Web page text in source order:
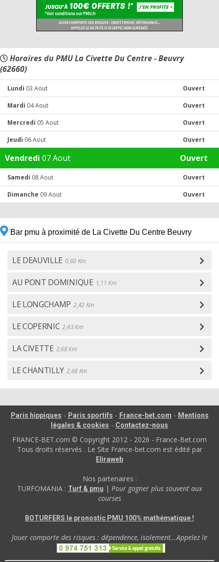
Horaires du PMU La Civette Du Centre - Beuvry
(62660)
Lundi 03 Aout Ouvert
Mardi 04 Aout Ouvert
Mercredi 05 Aout Ouvert
Jeudi 06 Aout Ouvert
Vendredi 07 Aout Ouvert
Samedi 08 Aout Ouvert
Dimanche 09 Aout Ouvert
Bar pmu à proximité de La Civette Du Centre Beuvry
LE DEAUVILLE 0,60 Km
AU PONT DOMINIQUE 1,11 Km
LE LONGCHAMP 2,42 Km
LE COPERNIC 2,43 Km
LA CIVETTE 2,68 Km
LE CHANTILLY 2,68 Km
Paris hippiques - Paris sportifs - France-bet.com - Mentions
légales & cookies - Contactez-nous
FRANCE-BET.com © Copyright 2012 - 2026 - France-Bet.com
Tous droits réservés . Le Site France-bet.com est édité par
Eliraweb
Nos partenaires :
TURFOMANIA : Turf & pmu | Pour gagner plus souvent aux
courses
BOTURFERS le pronostic PMU 100% mathématique !
Jouer comporte des risques : dépendence, isolement...Appelez le